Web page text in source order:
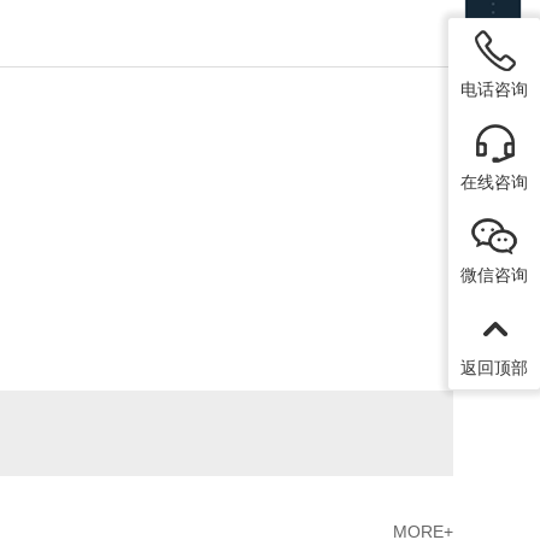
MORE+
电话咨询
在线咨询
微信咨询
返回顶部